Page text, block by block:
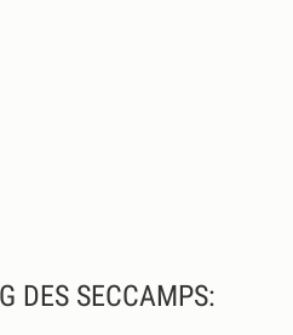
DES SECCAMPS: